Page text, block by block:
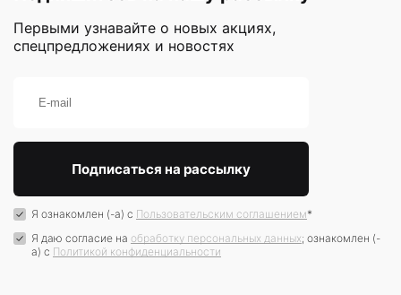
Первыми узнавайте о новых акциях,
спецпредложениях и новостях
Я ознакомлен (-а) с Пользовательским соглашением*
Я даю согласие на обработку персональных данных; ознакомлен (-
а) c Политикой конфиденциальности